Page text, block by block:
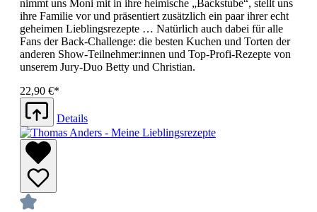
nimmt uns Moni mit in ihre heimische „Backstube“, stellt uns
ihre Familie vor und präsentiert zusätzlich ein paar ihrer echt
geheimen Lieblingsrezepte … Natürlich auch dabei für alle
Fans der Back-Challenge: die besten Kuchen und Torten der
anderen Show-Teilnehmer:innen und Top-Profi-Rezepte von
unserem Jury-Duo Betty und Christian.
22,90 €*
Details